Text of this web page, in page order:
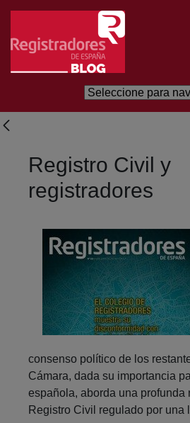
Salta al contingut principal
Registro Civil y
registradores
consenso político de los
Cámara, dada su importancia
española, aborda una profunda
Registro Civil regulado por una